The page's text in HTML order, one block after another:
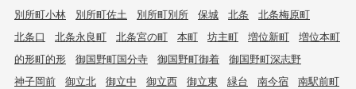
別所町小林
別所町佐土 別所町別所 保城 北条
北条梅原町
北条口
北条永良町 北条宮の町 本町 坊主町 増位新町
増位本町
的形町的形
御国野町国分寺 御国野町御着
御国野町深志野
神子岡前
御立北 御立中 御立西 御立東 緑台 南今宿
南駅前町